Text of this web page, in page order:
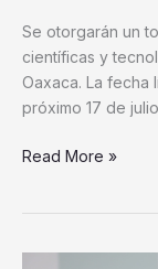
Se otorgarán un
científicas y
Oaxaca. La fecha
próximo 17 de
Read More »